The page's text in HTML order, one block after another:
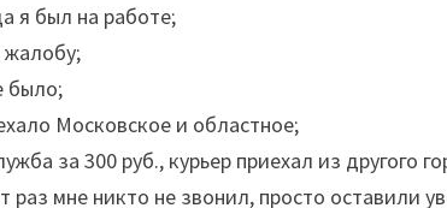
я был на работе;
жалобу;
было;
Московское и областное;
за 300 руб., курьер приехал из другого
раз мне никто не звонил, просто оставили